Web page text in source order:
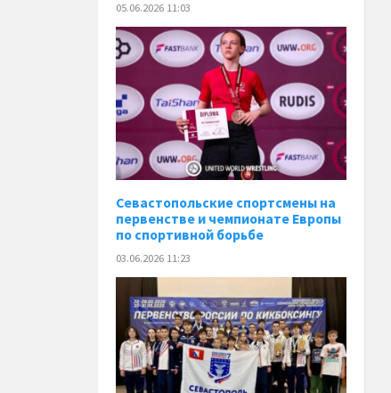
05.06.2026 11:03
Севастопольские спортсмены на
первенстве и чемпионате Европы
по спортивной борьбе
03.06.2026 11:23